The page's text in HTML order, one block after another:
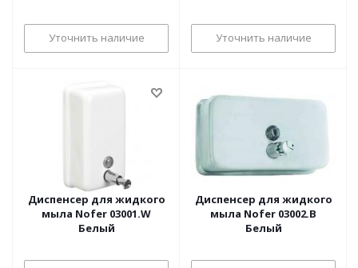
Уточнить наличие Уточнить наличие
Диспенсер для жидкого
мыла Nofer 03001.W
Белый
Диспенсер для жидкого
мыла Nofer 03002.B
Белый